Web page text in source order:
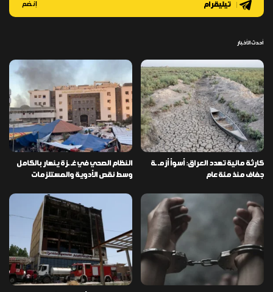
تيليقرام إنضم
أحدث الأخبار
كارثة مائية تهدد العراق: أسوأ أزمـ ـة
جفاف منذ مئة عام
النظام الصحي في غـ ـزة ينهار بالكامل
وسط نقص الأدوية والمستلزمات